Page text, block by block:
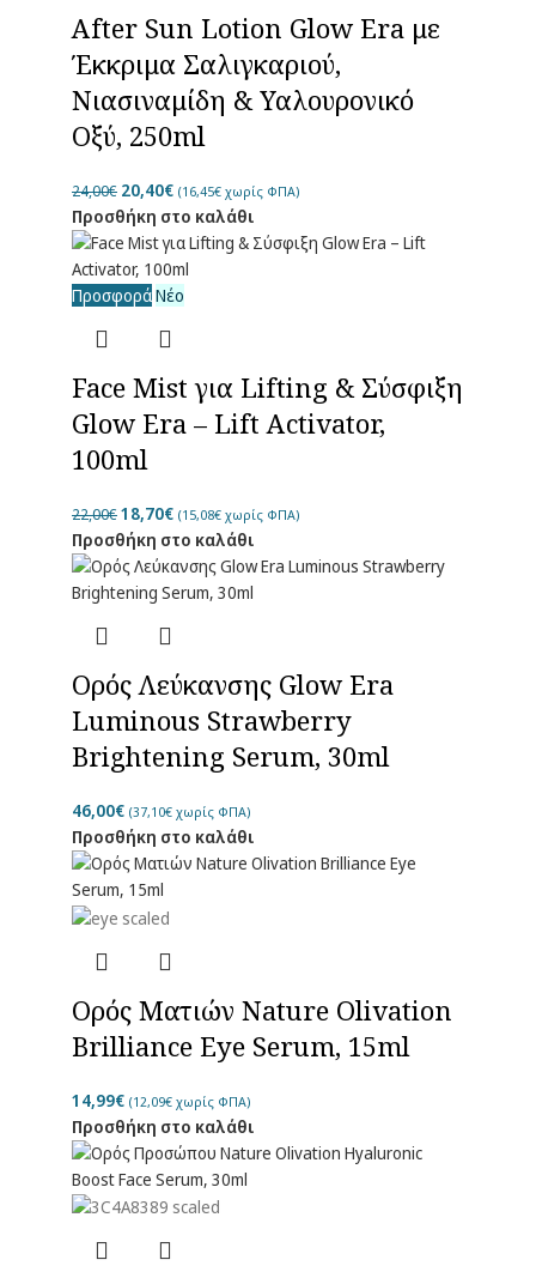
After Sun Lotion Glow Era με
Έκκριμα Σαλιγκαριού,
Νιασιναμίδη & Υαλουρονικό
Οξύ, 250ml
24,00€ 20,40€ (16,45€ χωρίς ΦΠΑ)
Προσθήκη στο καλάθι
ΠροσφοράΝέο
Face Mist για Lifting & Σύσφιξη
Glow Era – Lift Activator,
100ml
22,00€18,70€ (15,08€ χωρίς ΦΠΑ)
Προσθήκη στο καλάθι
Ορός Λεύκανσης Glow Era
Luminous Strawberry
Brightening Serum, 30ml
46,00€ (37,10€ χωρίς ΦΠΑ)
Προσθήκη στο καλάθι
Ορός Ματιών Nature Olivation
Brilliance Eye Serum, 15ml
14,99€ (12,09€ χωρίς ΦΠΑ)
Προσθήκη στο καλάθι